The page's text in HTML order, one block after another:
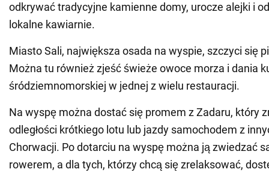
odkrywać tradycyjne kamienne domy, urocze alejki i
lokalne kawiarnie.
Miasto Sali, największa osada na wyspie, szczyci się
Można tu również zjeść świeże owoce morza i dania
śródziemnomorskiej w jednej z wielu restauracji.
Na wyspę można dostać się promem z Zadaru, który
odległości krótkiego lotu lub jazdy samochodem z
Chorwacji. Po dotarciu na wyspę można ją zwiedzać
rowerem, a dla tych, którzy chcą się zrelaksować,